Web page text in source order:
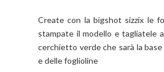
Create con la bigshot sizzix le
stampate il modello e tagliatele
cerchietto verde che sarà la
e delle foglioline